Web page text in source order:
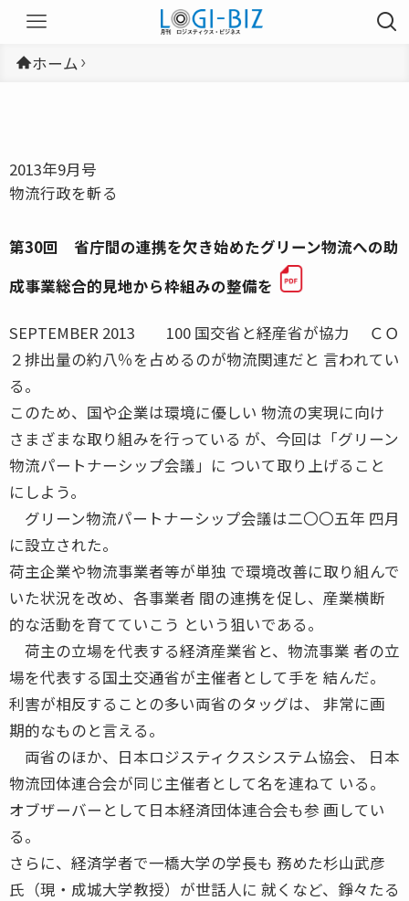
ホーム
2013年9月号
物流行政を斬る
第30回 省庁間の連携を欠き始めたグリーン物流への助
成事業総合的見地から枠組みの整備を
SEPTEMBER 2013 100 国交省と経産省が協力 ＣＯ
２排出量の約八％を占めるのが物流関連だと 言われてい
る。
このため、国や企業は環境に優しい 物流の実現に向け
さまざまな取り組みを行っている が、今回は「グリーン
物流パートナーシップ会議」に ついて取り上げること
にしよう。
グリーン物流パートナーシップ会議は二〇〇五年 四月
に設立された。
荷主企業や物流事業者等が単独 で環境改善に取り組んで
いた状況を改め、各事業者 間の連携を促し、産業横断
的な活動を育てていこう という狙いである。
荷主の立場を代表する経済産業省と、物流事業 者の立
場を代表する国土交通省が主催者として手を 結んだ。
利害が相反することの多い両省のタッグは、 非常に画
期的なものと言える。
両省のほか、日本ロジスティクスシステム協会、 日本
物流団体連合会が同じ主催者として名を連ねて いる。
オブザーバーとして日本経済団体連合会も参 画してい
る。
さらに、経済学者で一橋大学の学長も 務めた杉山武彦
氏（現・成城大学教授）が世話人に 就くなど、錚々たる